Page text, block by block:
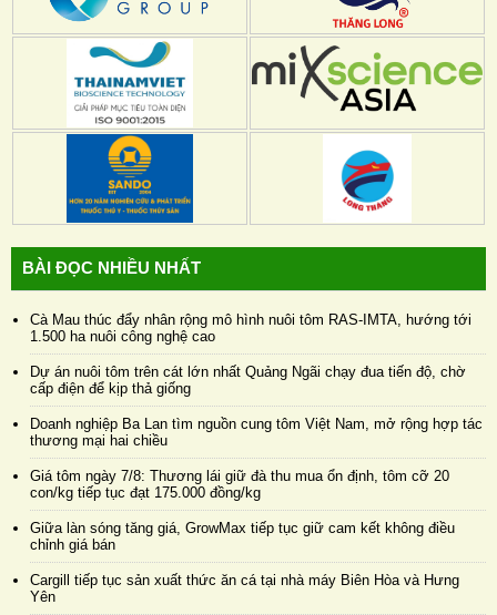
BÀI ĐỌC NHIỀU NHẤT
Cà Mau thúc đẩy nhân rộng mô hình nuôi tôm RAS-IMTA, hướng tới
1.500 ha nuôi công nghệ cao
Dự án nuôi tôm trên cát lớn nhất Quảng Ngãi chạy đua tiến độ, chờ
cấp điện để kịp thả giống
Doanh nghiệp Ba Lan tìm nguồn cung tôm Việt Nam, mở rộng hợp tác
thương mại hai chiều
Giá tôm ngày 7/8: Thương lái giữ đà thu mua ổn định, tôm cỡ 20
con/kg tiếp tục đạt 175.000 đồng/kg
Giữa làn sóng tăng giá, GrowMax tiếp tục giữ cam kết không điều
chỉnh giá bán
Cargill tiếp tục sản xuất thức ăn cá tại nhà máy Biên Hòa và Hưng
Yên